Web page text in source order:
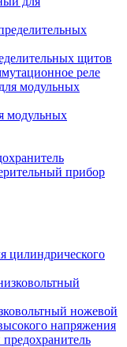
щитов
реле
модульных
прибор
цилиндрического
ножевой
напряжения